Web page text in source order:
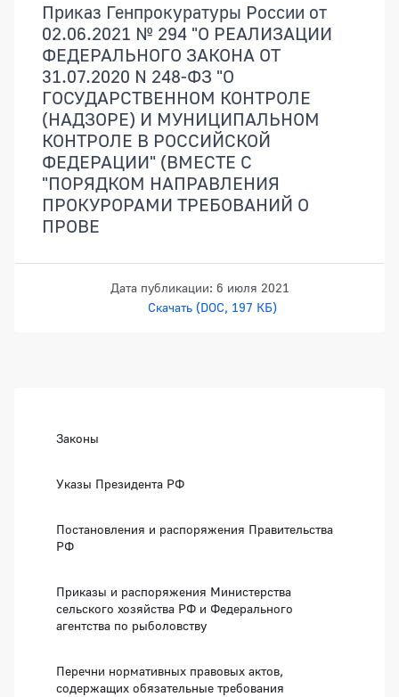
Приказ Генпрокуратуры России от
02.06.2021 № 294 "О РЕАЛИЗАЦИИ
ФЕДЕРАЛЬНОГО ЗАКОНА ОТ
31.07.2020 N 248-ФЗ "О
ГОСУДАРСТВЕННОМ КОНТРОЛЕ
(НАДЗОРЕ) И МУНИЦИПАЛЬНОМ
КОНТРОЛЕ В РОССИЙСКОЙ
ФЕДЕРАЦИИ" (ВМЕСТЕ С
"ПОРЯДКОМ НАПРАВЛЕНИЯ
ПРОКУРОРАМИ ТРЕБОВАНИЙ О
ПРОВЕ
Дата публикации: 6 июля 2021
Скачать (DOC, 197 КБ)
Законы
Указы Президента РФ
Постановления и распоряжения Правительства
РФ
Приказы и распоряжения Министерства
сельского хозяйства РФ и Федерального
агентства по рыболовству
Перечни нормативных правовых актов,
содержащих обязательные требования